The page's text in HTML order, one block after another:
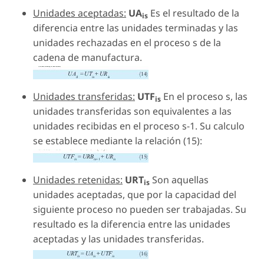
Unidades aceptadas: UAis Es el resultado de la
diferencia entre las unidades terminadas y las
unidades rechazadas en el proceso s de la
cadena de manufactura.
Unidades transferidas: UTFis En el proceso s, las
unidades transferidas son equivalentes a las
unidades recibidas en el proceso s-1. Su calculo
se establece mediante la relación (15):
Unidades retenidas: URTis Son aquellas
unidades aceptadas, que por la capacidad del
siguiente proceso no pueden ser trabajadas. Su
resultado es la diferencia entre las unidades
aceptadas y las unidades transferidas.